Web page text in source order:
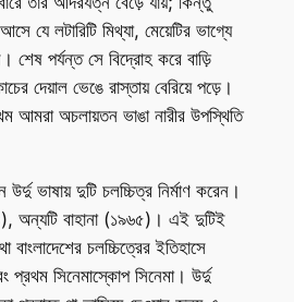
যে লটারিটি মিথ্যা, মেয়েটির ভাগ্যে
পর্যন্ত সে বিদ্রোহ করে বাড়ি
দেয়াল ভেঙে রাস্তায় বেরিয়ে পড়ে।
আমরা অচলায়তন ভাঙা নারীর উপস্থিতি
উর্দু ভাষায় দুটি চলচ্চিত্র নির্মাণ করেন।
অন্যটি বাহানা (১৯৬৫)। এই দুটিই
চলচ্চিত্রের ইতিহাসে
প্রথম সিনেমাস্কোপ সিনেমা। উর্দু